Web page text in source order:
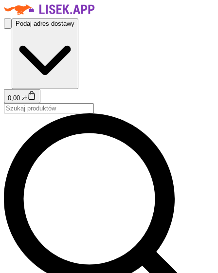
Podaj adres dostawy
0,00 zł